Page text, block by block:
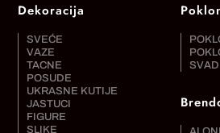
Dekoracija
SVEĆE
VAZE
TACNE
POSUDE
UKRASNE KUTIJE
JASTUCI
FIGURE
SLIKE